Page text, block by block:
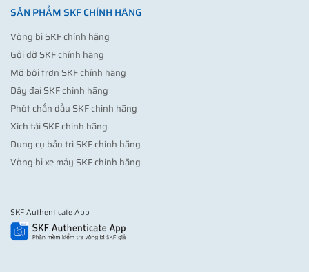
SẢN PHẨM SKF CHÍNH HÃNG
Vòng bi SKF chính hãng
Gối đỡ SKF chính hãng
Mỡ bôi trơn SKF chính hãng
Dây đai SKF chính hãng
Phớt chắn dầu SKF chính hãng
Xích tải SKF chính hãng
Dụng cụ bảo trì SKF chính hãng
Vòng bi xe máy SKF chính hãng
SKF Authenticate App